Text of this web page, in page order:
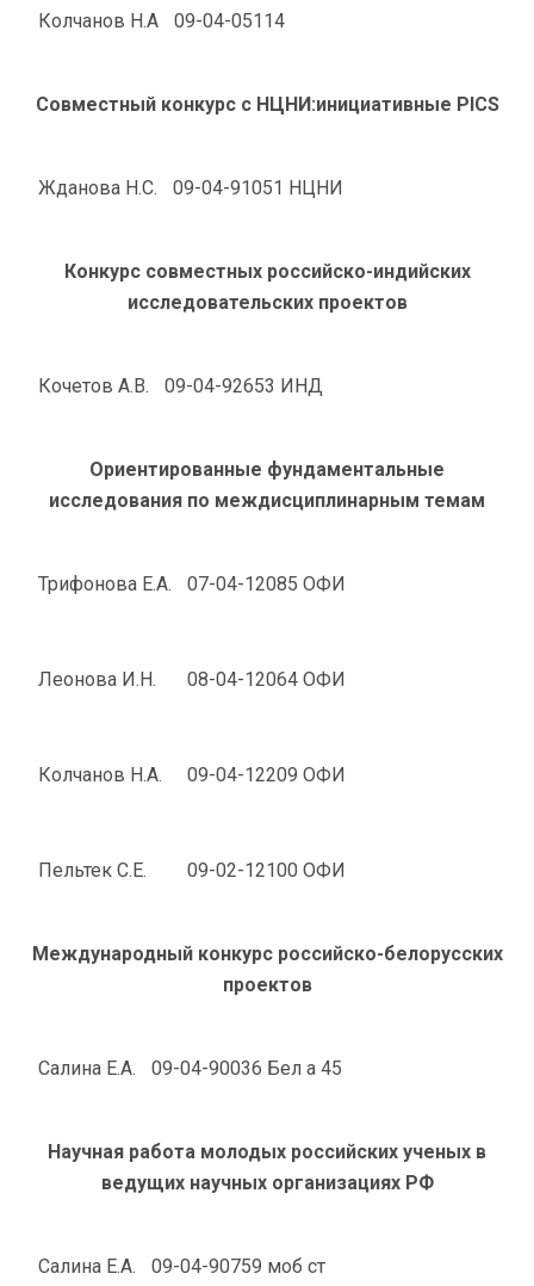
Колчанов Н.А 09-04-05114
Совместный конкурс с НЦНИ:инициативные PICS
Жданова Н.С. 09-04-91051 НЦНИ
Конкурс совместных российско-индийских
исследовательских проектов
Кочетов А.В. 09-04-92653 ИНД
Ориентированные фундаментальные
исследования по междисциплинарным темам
Трифонова Е.А. 07-04-12085 ОФИ
Леонова И.Н. 08-04-12064 ОФИ
Колчанов Н.А. 09-04-12209 ОФИ
Пельтек С.Е. 09-02-12100 ОФИ
Международный конкурс российско-белорусских
проектов
Салина Е.А. 09-04-90036 Бел а 45
Научная работа молодых российских ученых в
ведущих научных организациях РФ
Салина Е.А. 09-04-90759 моб ст